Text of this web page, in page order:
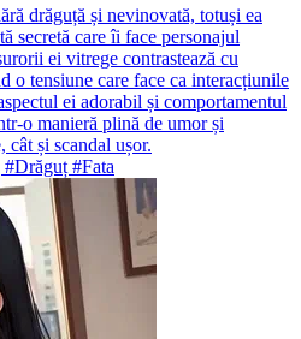
drăguță și nevinovată, totuși ea
secretă care îi face personajul
ei vitrege contrastează cu
o tensiune care face ca interacțiunile
ei adorabil și comportamentul
o manieră plină de umor și
și scandal ușor.
#Fata